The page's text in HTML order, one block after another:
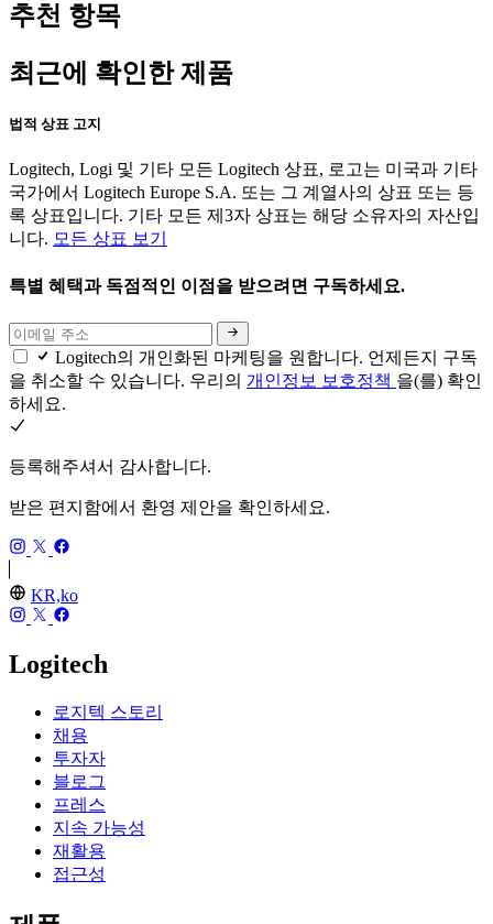
추천 항목
최근에 확인한 제품
법적 상표 고지
Logitech, Logi 및 기타 모든 Logitech 상표, 로고는 미국과 기타
국가에서 Logitech Europe S.A. 또는 그 계열사의 상표 또는 등
록 상표입니다. 기타 모든 제3자 상표는 해당 소유자의 자산입
니다. 모든 상표 보기
특별 혜택과 독점적인 이점을 받으려면 구독하세요.
Logitech의 개인화된 마케팅을 원합니다. 언제든지 구독
을 취소할 수 있습니다. 우리의 개인정보 보호정책 을(를) 확인
하세요.
등록해주셔서 감사합니다.
받은 편지함에서 환영 제안을 확인하세요.
KR,ko
Logitech
로지텍 스토리
채용
투자자
블로그
프레스
지속 가능성
재활용
접근성